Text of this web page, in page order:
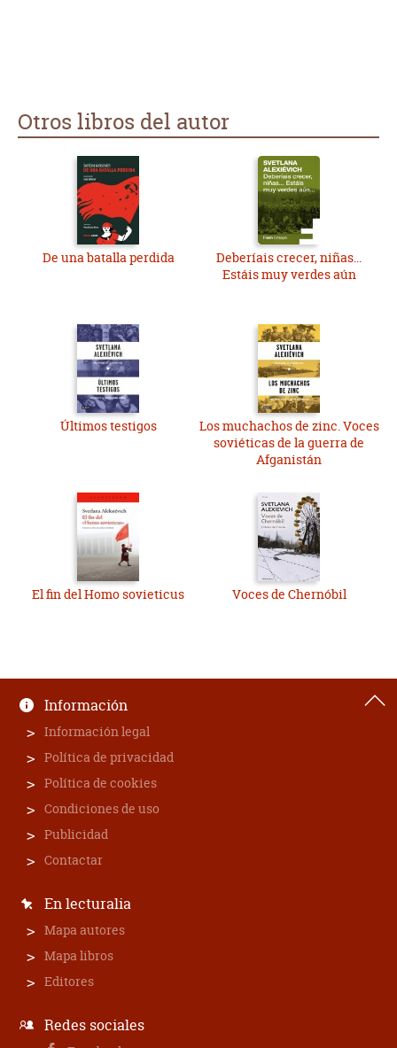
Otros libros del autor
De una batalla perdida
Deberíais crecer, niñas...
Estáis muy verdes aún
Últimos testigos
Los muchachos de zinc. Voces
soviéticas de la guerra de
Afganistán
El fin del Homo sovieticus Voces de Chernóbil
Información
Información legal
Política de privacidad
Política de cookies
Condiciones de uso
Publicidad
Contactar
En lecturalia
Mapa autores
Mapa libros
Editores
Redes sociales